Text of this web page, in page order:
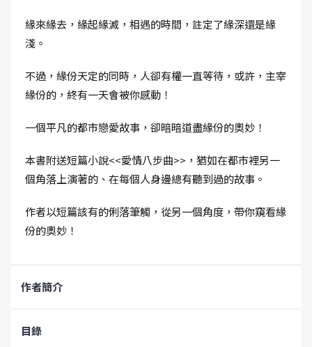
緣來緣去，緣起緣滅，相遇的時間，註定了緣深還是緣
淺。
不過，緣份天定的同時，人卻有權一直等待，或許，主宰
緣份的，終有一天會被你感動！
一個平凡的都市戀愛故事，卻暗暗道盡緣份的奧妙！
本書附送短篇小說<<愛情八步曲>>，猶如在都市裡另一
個角落上演著的、在每個人身邊總有聽到過的故事。
作者以短篇該有的俐落筆觸，從另一個角度，帶你窺看緣
份的奧妙！
作者簡介
目錄